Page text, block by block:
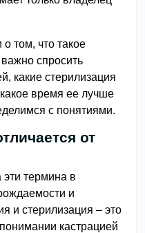
том, что такое
спросить
какие стерилизация
время ее лучше
с понятиями.
от
термина в
и
и стерилизация – это
кастрацией